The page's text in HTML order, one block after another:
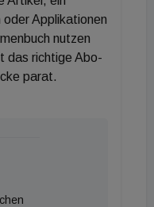
Applikationen
nutzen
das richtige Abo-
parat.